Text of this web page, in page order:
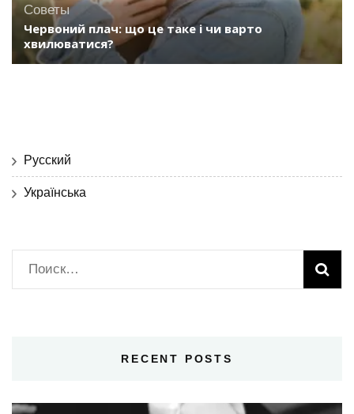
Советы
Червоний плач: що це таке і чи варто
хвилюватися?
Русский
Українська
Найти:
RECENT POSTS